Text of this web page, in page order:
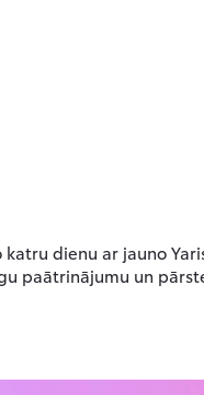
katru dienu ar jauno
paātrinājumu un